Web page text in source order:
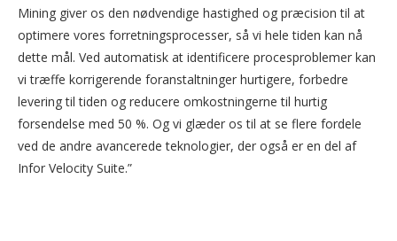
Mining giver os den nødvendige hastighed og præcision til at
optimere vores forretningsprocesser, så vi hele tiden kan nå
dette mål. Ved automatisk at identificere procesproblemer kan
vi træffe korrigerende foranstaltninger hurtigere, forbedre
levering til tiden og reducere omkostningerne til hurtig
forsendelse med 50 %. Og vi glæder os til at se flere fordele
ved de andre avancerede teknologier, der også er en del af
Infor Velocity Suite.”